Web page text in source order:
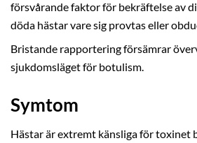
försvårande faktor för bekräftelse av
döda hästar vare sig provtas eller
Bristande rapportering försämrar
sjukdomsläget för botulism.
Symtom
Hästar är extremt känsliga för toxinet